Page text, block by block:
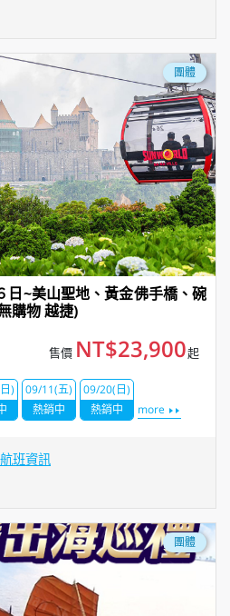
團體
日~美山聖地、黃金佛手橋、碗
購物 越捷)
售價 NT$23,900起
)
09/11(五)
熱銷中
09/20(日)
熱銷中
more
航班資訊
團體